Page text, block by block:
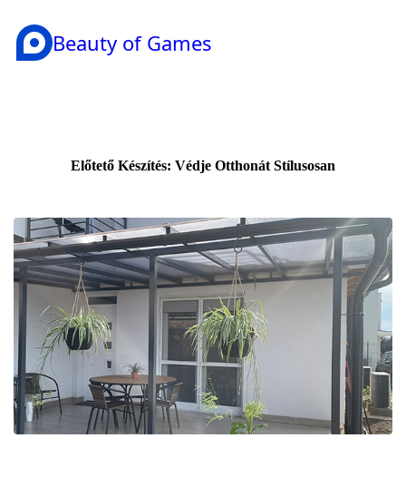
Beauty of Games
Előtető Készítés: Védje Otthonát Stílusosan